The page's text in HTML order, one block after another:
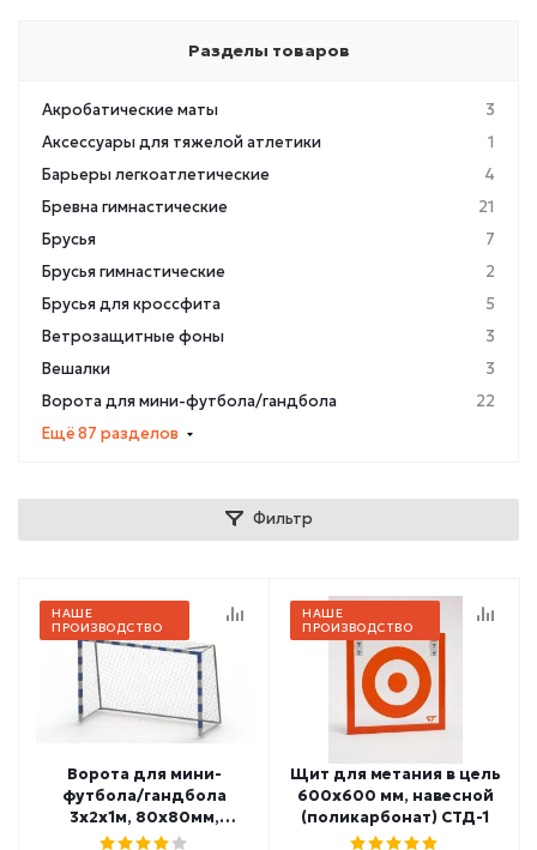
Разделы товаров
Акробатические маты
3
Аксессуары для тяжелой атлетики
1
Барьеры легкоатлетические
4
Бревна гимнастические
21
Брусья
7
Брусья гимнастические
2
Брусья для кроссфита
5
Ветрозащитные фоны
3
Вешалки
3
Ворота для мини-футбола/гандбола
22
Ещё 87 разделов
Фильтр
НАШЕ
ПРОИЗВОДСТВО
Ворота для мини-
футбола/гандбола
3х2х1м, 80х80мм,
алюминий/
НАШЕ
ПРОИЗВОДСТВО
Щит для метания в цель
600х600 мм, навесной
(поликарбонат) СТД-1